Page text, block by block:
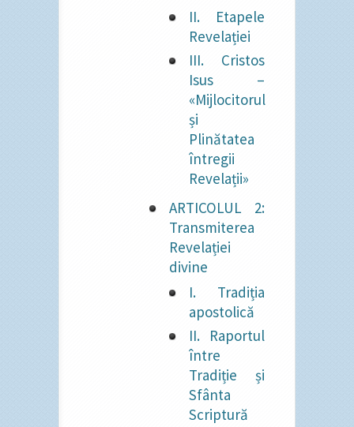
II. Etapele
Revelației
III. Cristos
Isus –
«Mijlocitorul
și
Plinătatea
întregii
Revelații»
ARTICOLUL 2:
Transmiterea
Revelației
divine
I. Tradiția
apostolică
II. Raportul
între
Tradiție și
Sfânta
Scriptură